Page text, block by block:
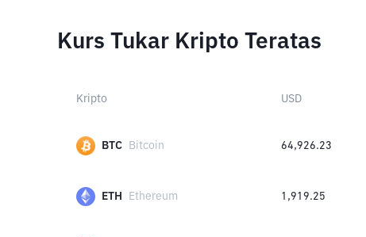
Kurs Tukar Kripto Teratas
Kripto USD
BTC Bitcoin 64,926.23
ETH Ethereum 1,919.25